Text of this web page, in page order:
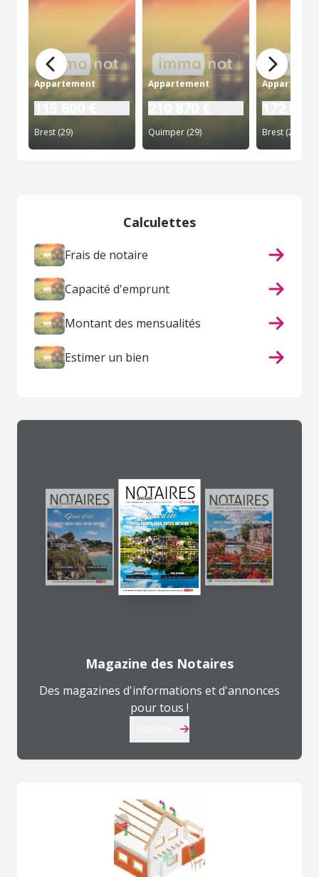
Appartement
Brest (29)
Appartement
Quimper (29) Brest (29)
Calculettes
Frais de notaire
Capacité d'emprunt
Montant des mensualités
Estimer un bien
Magazine des Notaires
Des magazines d'informations et d'annonces
pour tous !